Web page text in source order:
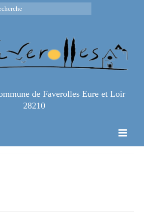
de Faverolles Eure et Loir
28210